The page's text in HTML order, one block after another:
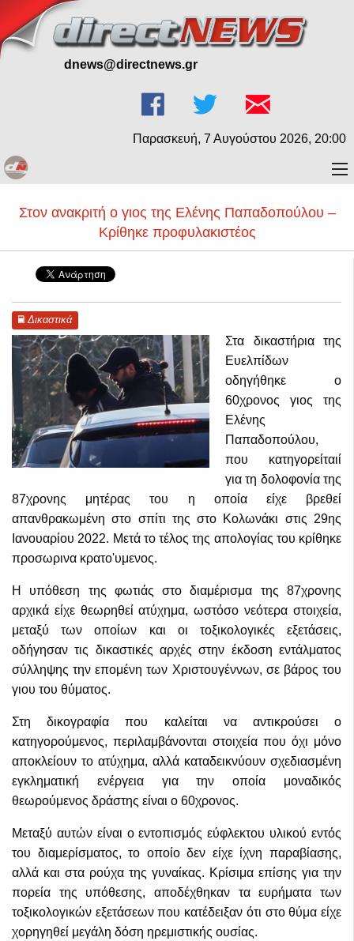
dnews@directnews.gr
Παρασκευή, 7 Αυγούστου 2026, 20:00
Στον ανακριτή ο γιος της Ελένης Παπαδοπούλου –
Κρίθηκε προφυλακιστέος
Δικαστικά
Στα δικαστήρια της
Ευελπίδων
οδηγήθηκε ο
60χρονος γιος της
Ελένης
Παπαδοπούλου,
που κατηγορείταιί
για τη δολοφονία της
87χρονης μητέρας του η οποία είχε βρεθεί
απανθρακωμένη στο σπίτι της στο Κολωνάκι στις 29ης
Ιανουαρίου 2022. Μετά το τέλος της απολογίας του κρίθηκε
προσωρινα κρατο'υμενος.
Η υπόθεση της φωτιάς στο διαμέρισμα της 87χρονης
αρχικά είχε θεωρηθεί ατύχημα, ωστόσο νεότερα στοιχεία,
μεταξύ των οποίων και οι τοξικολογικές εξετάσεις,
οδήγησαν τις δικαστικές αρχές στην έκδοση εντάλματος
σύλληψης την επομένη των Χριστουγέννων, σε βάρος του
γιου του θύματος.
Στη δικογραφία που καλείται να αντικρούσει ο
κατηγορούμενος, περιλαμβάνονται στοιχεία που όχι μόνο
αποκλείουν το ατύχημα, αλλά καταδεικνύουν σχεδιασμένη
εγκληματική ενέργεια για την οποία μοναδικός
θεωρούμενος δράστης είναι ο 60χρονος.
Μεταξύ αυτών είναι ο εντοπισμός εύφλεκτου υλικού εντός
του διαμερίσματος, το οποίο δεν είχε ίχνη παραβίασης,
αλλά και στα ρούχα της γυναίκας. Κρίσιμα επίσης για την
πορεία της υπόθεσης, αποδέχθηκαν τα ευρήματα των
τοξικολογικών εξετάσεων που κατέδειξαν ότι στο θύμα είχε
χορηγηθεί μεγάλη δόση ηρεμιστικής ουσίας.